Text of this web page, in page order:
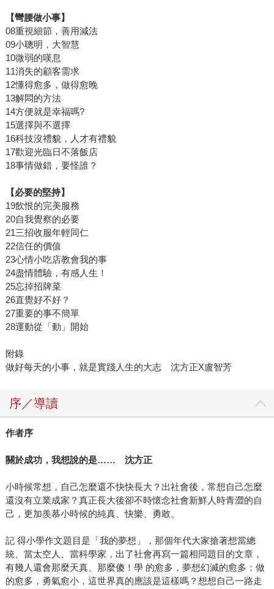
【彎腰做小事】
08重視細節，善用減法
09小聰明，大智慧
10微弱的嘆息
11消失的顧客需求
12懂得愈多，做得愈晚
13解悶的方法
14方便就是幸福嗎?
15選擇與不選擇
16科技沒禮貌，人才有禮貌
17歡迎光臨日不落飯店
18事情做錯，要怪誰？
【必要的堅持】
19飲恨的完美服務
20自我覺察的必要
21三招收服年輕同仁
22信任的價值
23心情小吃店教會我的事
24盡情體驗，有感人生！
25忘掉招牌菜
26直覺好不好？
27重要的事不簡單
28運動從「動」開始
附錄
做好每天的小事，就是實踐人生的大志 沈方正X盧智芳
序／導讀
作者序
關於成功，我想說的是…… 沈方正
小時候常想，自己怎麼還不快快長大？出社會後，常想自己怎麼
還沒有立業成家？真正長大後卻不時懷念社會新鮮人時青澀的自
己，更加羨慕小時候的純真、快樂、勇敢。
記 得小學作文題目是「我的夢想」，那個年代大家搶著想當總
統、當太空人、當科學家，出了社會再寫一篇相同題目的文章，
有幾人還會那麼天真、那麼傻！學 的愈多，夢想幻滅的愈多；做
的愈多，勇氣愈小，這世界真的應該是這樣嗎？想想自己一路走